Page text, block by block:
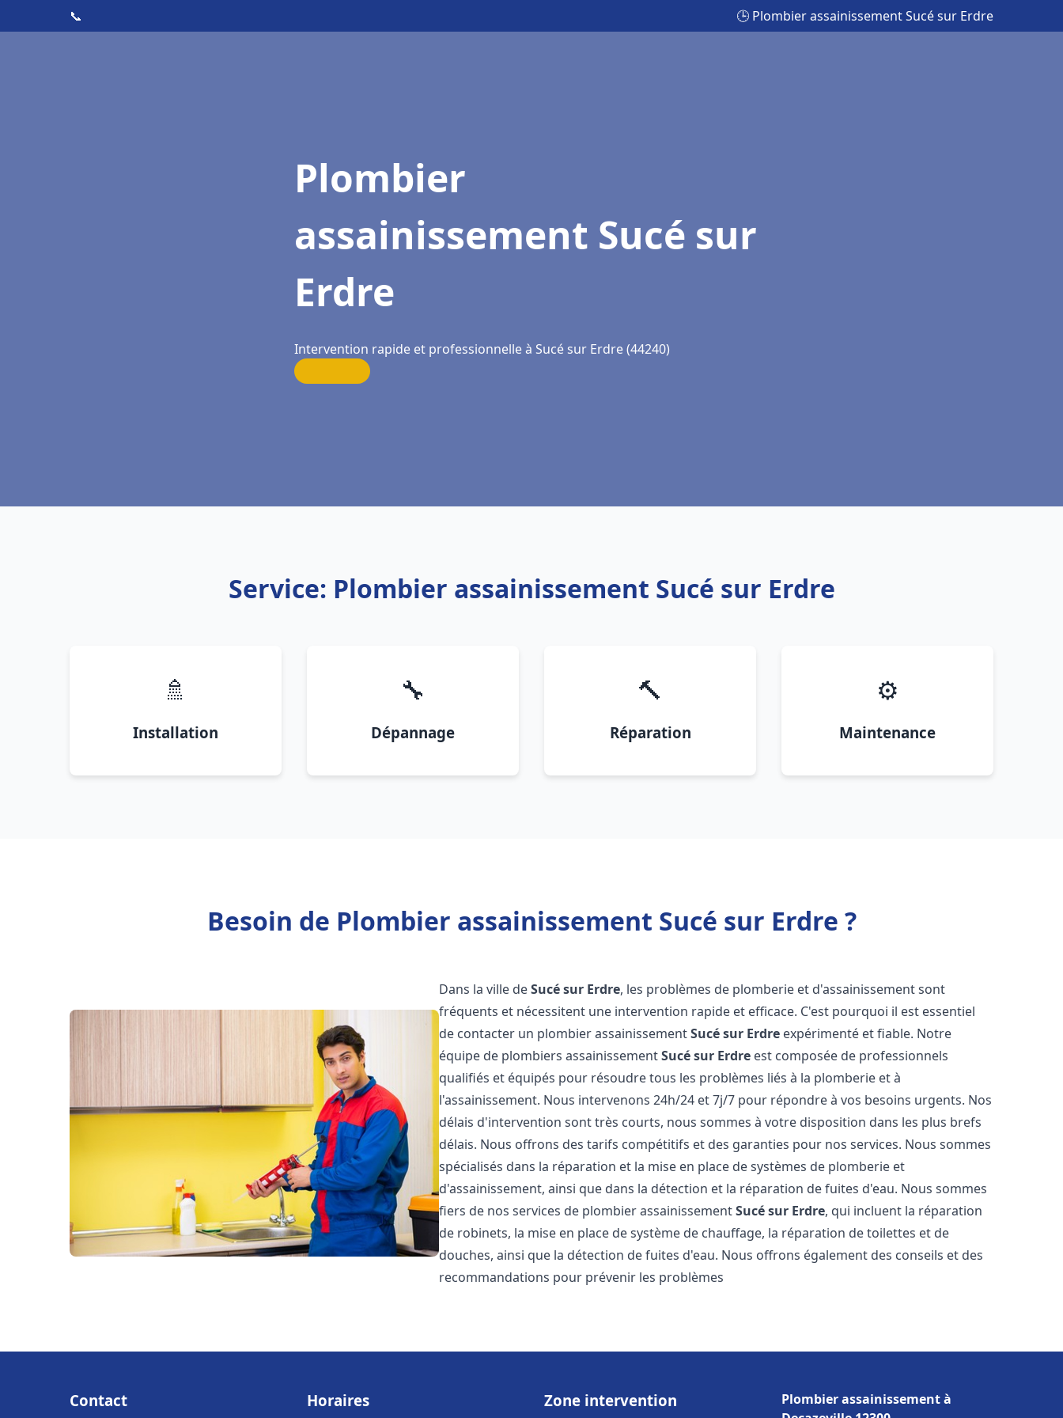
📞 🕒 Plombier assainissement Sucé sur Erdre
Plombier
assainissement Sucé sur
Erdre
Intervention rapide et professionnelle à Sucé sur Erdre (44240)
Service: Plombier assainissement Sucé sur Erdre
🚿
Installation
🔧
Dépannage
🔨
Réparation
⚙️
Maintenance
Besoin de Plombier assainissement Sucé sur Erdre ?
Dans la ville deSucé sur Erdre, les problèmes de plomberie et d'assainissement sont
fréquents et nécessitent une intervention rapide et efficace. C'est pourquoi il est essentiel
de contacter un plombier assainissementSucé sur Erdre expérimenté et fiable. Notre
équipe de plombiers assainissementSucé sur Erdre est composée de professionnels
qualifiés et équipés pour résoudre tous les problèmes liés à la plomberie et à
l'assainissement. Nous intervenons 24h/24 et 7j/7 pour répondre à vos besoins urgents. Nos
délais d'intervention sont très courts, nous sommes à votre disposition dans les plus brefs
délais. Nous offrons des tarifs compétitifs et des garanties pour nos services. Nous sommes
spécialisés dans la réparation et la mise en place de systèmes de plomberie et
d'assainissement, ainsi que dans la détection et la réparation de fuites d'eau. Nous sommes
fiers de nos services de plombier assainissementSucé sur Erdre, qui incluent la réparation
de robinets, la mise en place de système de chauffage, la réparation de toilettes et de
douches, ainsi que la détection de fuites d'eau. Nous offrons également des conseils et des
recommandations pour prévenir les problèmes
Contact Horaires Zone intervention
Plombier assainissement à